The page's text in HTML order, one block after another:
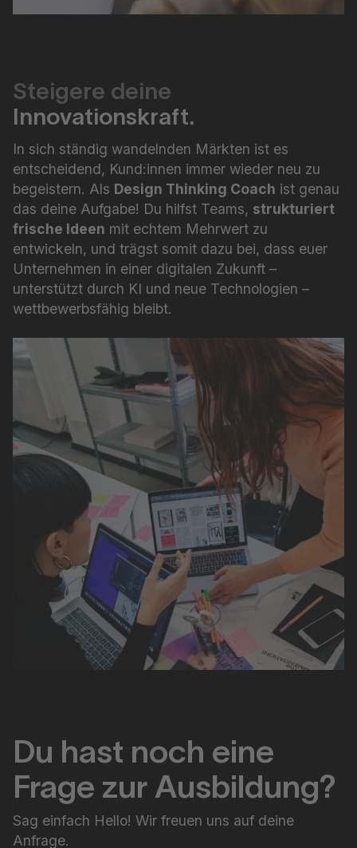
Steigere deine
Innovationskraft.
In sich ständig wandelnden Märkten ist es
entscheidend, Kund:innen immer wieder neu zu
begeistern. Als Design Thinking Coach ist genau
das deine Aufgabe! Du hilfst Teams, strukturiert
frische Ideen mit echtem Mehrwert zu
entwickeln, und trägst somit dazu bei, dass euer
Unternehmen in einer digitalen Zukunft –
unterstützt durch KI und neue Technologien –
wettbewerbsfähig bleibt.
Du hast noch eine
Frage zur Ausbildung?
Sag einfach Hello! Wir freuen uns auf deine
Anfrage.